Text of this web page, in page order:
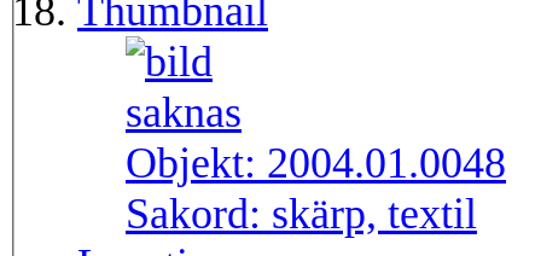
Thumbnail
Objekt: 2004.01.0048
Sakord: skärp, textil